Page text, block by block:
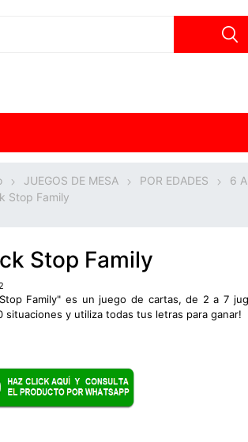
JUEGOS DE MESA POR EDADES
6
Stop Family
Stop Family
Family" es un juego de cartas, de 2 a 7
situaciones y utiliza todas tus letras para ganar!